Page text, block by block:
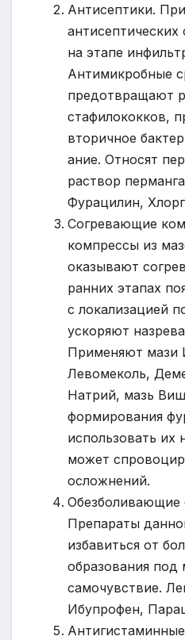
Антисептики.
антисептических
на этапе
Антимикробные
предотвращают
стафилококков,
вторичное
ание. Относят
раствор
Фурацилин,
Согревающие
компрессы из
оказывают
ранних этапах
с локализацией
ускоряют
Применяют мази
Левомеколь,
Натрий, мазь
формирования
использовать их
может
осложнений.
Обезболивающие
Препараты
избавиться от
образования
самочувствие.
Ибупрофен,